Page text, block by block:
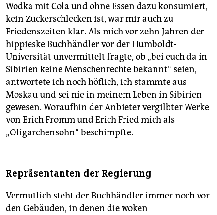
Wodka mit Cola und ohne Essen dazu konsumiert,
kein Zuckerschlecken ist, war mir auch zu
Friedenszeiten klar. Als mich vor zehn Jahren der
hippieske Buchhändler vor der Humboldt-
Universität unvermittelt fragte, ob „bei euch da in
Sibirien keine Menschenrechte bekannt“ seien,
antwortete ich noch höflich, ich stammte aus
Moskau und sei nie in meinem Leben in Sibirien
gewesen. Woraufhin der Anbieter vergilbter Werke
von Erich Fromm und Erich Fried mich als
„Oligarchensohn“ beschimpfte.
Repräsentanten der Regierung
Vermutlich steht der Buchhändler immer noch vor
den Gebäuden, in denen die woken